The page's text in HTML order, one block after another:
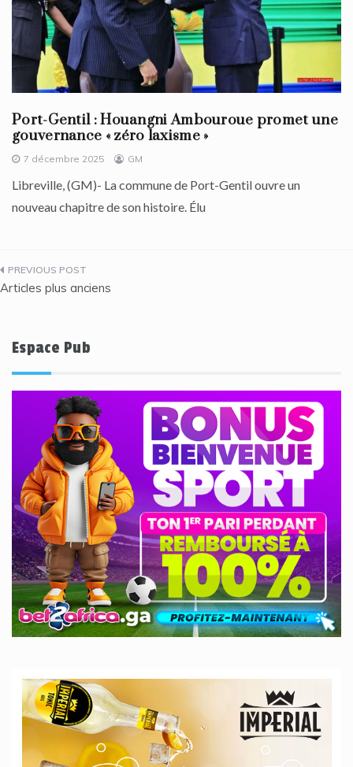
Port-Gentil : Houangni Ambouroue promet une
gouvernance « zéro laxisme »
7 décembre 2025 GM
Libreville, (GM)- La commune de Port-Gentil ouvre un
nouveau chapitre de son histoire. Élu
Navigation
articles
Articles plus anciens
Espace Pub